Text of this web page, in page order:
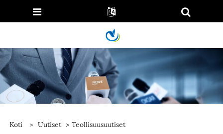
Koti > Uutiset > Teollisuusuutiset